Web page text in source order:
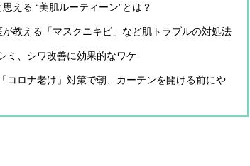
える “美肌ルーティーン”とは？
教える「マスクニキビ」など肌トラブルの対処法
、シワ改善に効果的なワケ
コロナ老け」対策で朝、カーテンを開ける前にや